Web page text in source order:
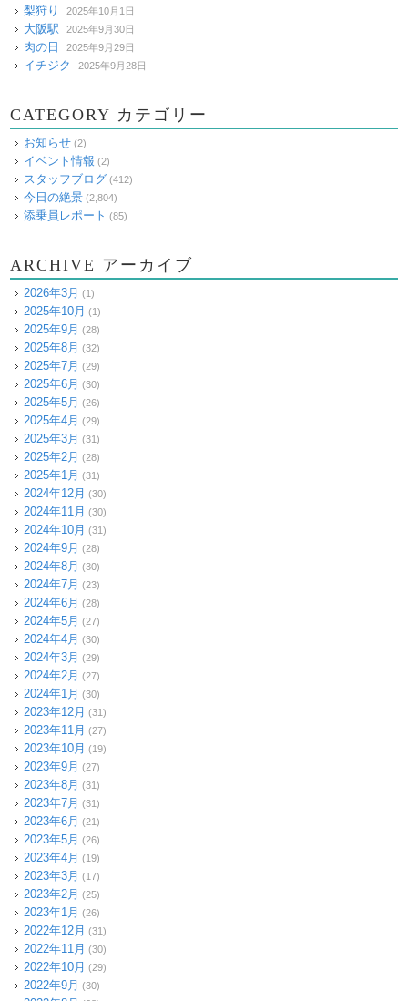
梨狩り 2025年10月1日
大阪駅 2025年9月30日
肉の日 2025年9月29日
イチジク 2025年9月28日
CATEGORY カテゴリー
お知らせ (2)
イベント情報 (2)
スタッフブログ (412)
今日の絶景 (2,804)
添乗員レポート (85)
ARCHIVE アーカイブ
2026年3月 (1)
2025年10月 (1)
2025年9月 (28)
2025年8月 (32)
2025年7月 (29)
2025年6月 (30)
2025年5月 (26)
2025年4月 (29)
2025年3月 (31)
2025年2月 (28)
2025年1月 (31)
2024年12月 (30)
2024年11月 (30)
2024年10月 (31)
2024年9月 (28)
2024年8月 (30)
2024年7月 (23)
2024年6月 (28)
2024年5月 (27)
2024年4月 (30)
2024年3月 (29)
2024年2月 (27)
2024年1月 (30)
2023年12月 (31)
2023年11月 (27)
2023年10月 (19)
2023年9月 (27)
2023年8月 (31)
2023年7月 (31)
2023年6月 (21)
2023年5月 (26)
2023年4月 (19)
2023年3月 (17)
2023年2月 (25)
2023年1月 (26)
2022年12月 (31)
2022年11月 (30)
2022年10月 (29)
2022年9月 (30)